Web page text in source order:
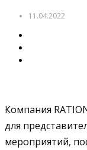
11.04.2022
Компания
для
мероприятий,